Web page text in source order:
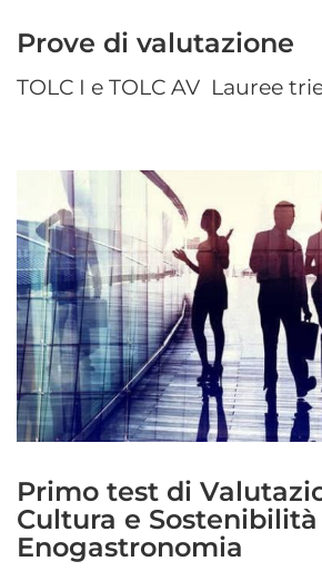
Prove di valutazione
TOLC I e TOLC AV Lauree
Primo test di
Cultura e
Enogastronomia